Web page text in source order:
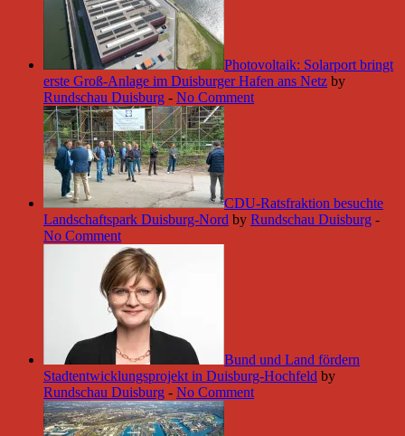
Photovoltaik: Solarport bringt
erste Groß-Anlage im Duisburger Hafen ans Netz by
Rundschau Duisburg - No Comment
CDU-Ratsfraktion besuchte
Landschaftspark Duisburg-Nord by Rundschau Duisburg -
No Comment
Bund und Land fördern
Stadtentwicklungsprojekt in Duisburg-Hochfeld by
Rundschau Duisburg - No Comment